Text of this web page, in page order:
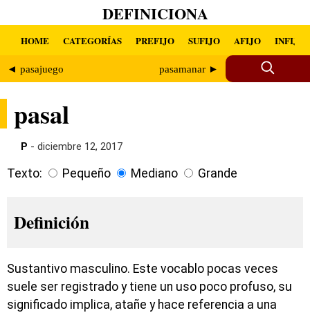
DEFINICIONA
HOME CATEGORÍAS PREFIJO SUFIJO AFIJO INFIJO
◄ pasajuego pasamanar ►
pasal
P - diciembre 12, 2017
Texto: Pequeño Mediano Grande
Definición
Sustantivo masculino. Este vocablo pocas veces
suele ser registrado y tiene un uso poco profuso, su
significado implica, atañe y hace referencia a una